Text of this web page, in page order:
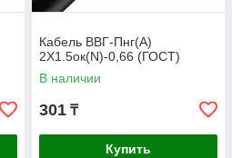
Кабель ВВГ-Пнг(А)
2Х1.5ок(N)-0,66 (ГОСТ)
В наличии
301 ₸
Купить